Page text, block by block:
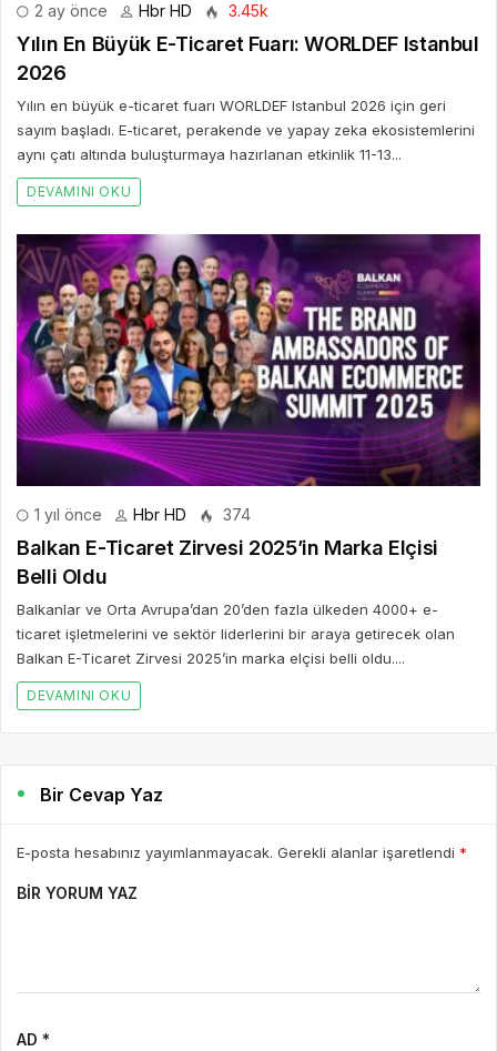
2 ay önce Hbr HD 3.45k
Yılın En Büyük E-Ticaret Fuarı: WORLDEF Istanbul
2026
Yılın en büyük e-ticaret fuarı WORLDEF Istanbul 2026 için geri
sayım başladı. E-ticaret, perakende ve yapay zeka ekosistemlerini
aynı çatı altında buluşturmaya hazırlanan etkinlik 11-13...
DEVAMINI OKU
1 yıl önce Hbr HD 374
Balkan E-Ticaret Zirvesi 2025’in Marka Elçisi
Belli Oldu
Balkanlar ve Orta Avrupa’dan 20’den fazla ülkeden 4000+ e-
ticaret işletmelerini ve sektör liderlerini bir araya getirecek olan
Balkan E-Ticaret Zirvesi 2025’in marka elçisi belli oldu....
DEVAMINI OKU
Bir Cevap Yaz
E-posta hesabınız yayımlanmayacak. Gerekli alanlar işaretlendi *
BIR YORUM YAZ
AD *